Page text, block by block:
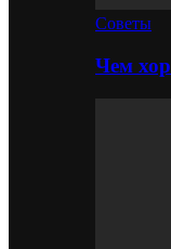
Советы
Чем